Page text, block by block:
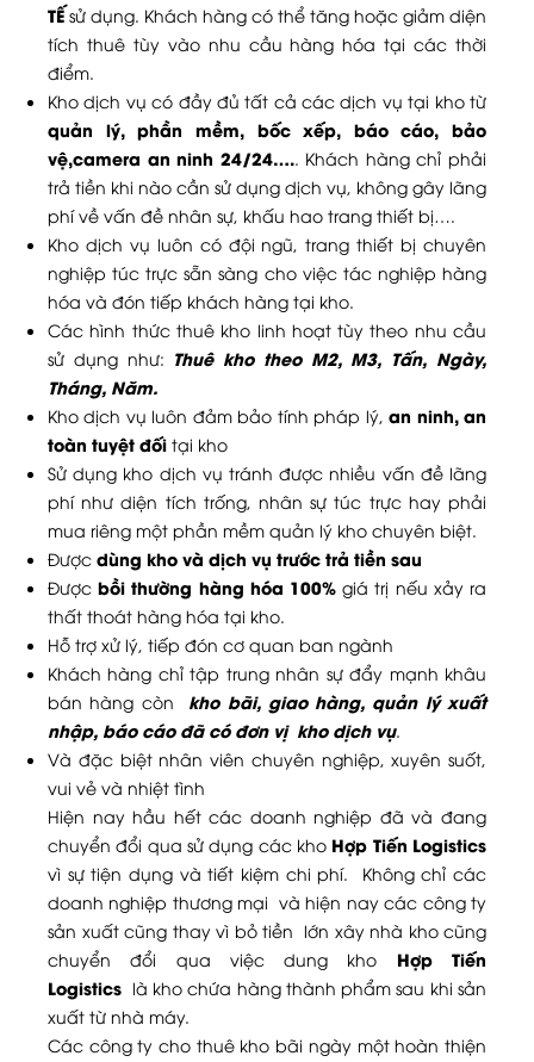
TẾsử dụng. Khách hàng có thể tăng hoặc giảm diện
tích thuê tùy vào nhu cầu hàng hóa tại các thời
điểm.
Kho dịch vụ có đầy đủ tất cả các dịch vụ tại kho từ
quản lý, phần mềm, bốc xếp, báo cáo, bảo
vệ,camera an ninh 24/24….. Khách hàng chỉ phải
trả tiền khi nào cần sử dụng dịch vụ, không gây lãng
phí về vấn đề nhân sự, khấu hao trang thiết bị….
Kho dịch vụ luôn có đội ngũ, trang thiết bị chuyên
nghiệp túc trực sẵn sàng cho việc tác nghiệp hàng
hóa và đón tiếp khách hàng tại kho.
Các hình thức thuê kho linh hoạt tùy theo nhu cầu
sử dụng như: Thuê kho theo M2, M3, Tấn, Ngày,
Tháng, Năm.
Kho dịch vụ luôn đảm bảo tính pháp lý,an ninh, an
toàn tuyệt đối tại kho
Sử dụng kho dịch vụ tránh được nhiều vấn đề lãng
phí như diện tích trống, nhân sự túc trực hay phải
mua riêng một phần mềm quản lý kho chuyên biệt.
Được dùng kho và dịch vụ trước trả tiền sau
Đượcbồi thường hàng hóa 100% giá trị nếu xảy ra
thất thoát hàng hóa tại kho.
Hỗ trợ xử lý, tiếp đón cơ quan ban ngành
Khách hàng chỉ tập trung nhân sự đẩy mạnh khâu
bán hàng còn kho bãi, giao hàng, quản lý xuất
nhập, báo cáo đã có đơn vị kho dịch vụ.
Và đặc biệt nhân viên chuyên nghiệp, xuyên suốt,
vui vẻ và nhiệt tình
Hiện nay hầu hết các doanh nghiệp đã và đang
chuyển đổi qua sử dụng các kho Hợp Tiến Logistics
vì sự tiện dụng và tiết kiệm chi phí. Không chỉ các
doanh nghiệp thương mại và hiện nay các công ty
sản xuất cũng thay vì bỏ tiền lớn xây nhà kho cũng
chuyển đổi qua việc dung kho Hợp Tiến
Logistics là kho chứa hàng thành phẩm sau khi sản
xuất từ nhà máy.
Các công ty cho thuê kho bãi ngày một hoàn thiện